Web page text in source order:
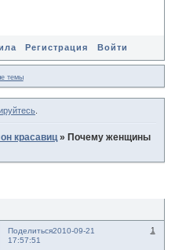
Регистрация Войти
темы
.
красавиц » Почему женщины
Поделиться 1
2010-09-21
17:57:51